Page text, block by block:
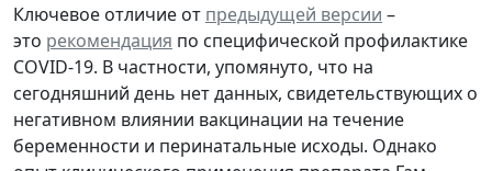
Ключевое отличие от предыдущей версии –
это рекомендация по специфической профилактике
COVID-19. В частности, упомянуто, что на
сегодняшний день нет данных, свидетельствующих о
негативном влиянии вакцинации на течение
беременности и перинатальные исходы. Однако